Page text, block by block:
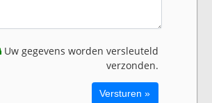
Uw gegevens worden versleuteld
verzonden.